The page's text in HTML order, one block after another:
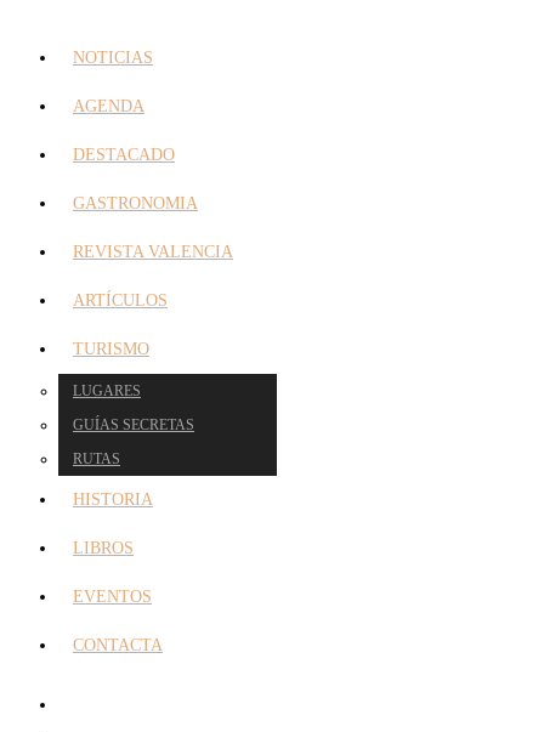
NOTICIAS
AGENDA
DESTACADO
GASTRONOMIA
REVISTA VALENCIA
ARTÍCULOS
TURISMO
LUGARES
GUÍAS SECRETAS
RUTAS
HISTORIA
LIBROS
EVENTOS
CONTACTA